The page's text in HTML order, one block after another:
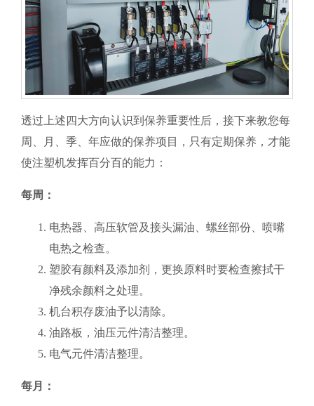
透过上述四大方向认识到保养重要性后，接下来教您每
周、月、季、年应做的保养项目，只有定期保养，才能
使注塑机发挥百分百的能力：
每周：
电热器、高压软管及接头漏油、螺丝部份、喷嘴
电热之检查。
塑胶有颜料及添加剂，更换原料时要检查擦拭干
净残余颜料之处理。
机台积存废油予以清除。
油路板，油压元件清洁整理。
电气元件清洁整理。
每月：